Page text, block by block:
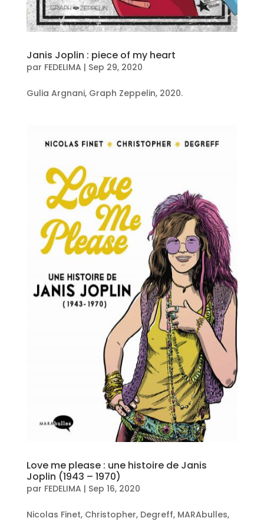
Janis Joplin : piece of my heart
par FEDELIMA | Sep 29, 2020
Gulia Argnani, Graph Zeppelin, 2020.
Love me please : une histoire de Janis
Joplin (1943 – 1970)
par FEDELIMA | Sep 16, 2020
Nicolas Finet, Christopher, Degreff, MARAbulles,